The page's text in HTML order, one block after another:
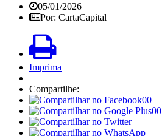
05/01/2026
Por: CartaCapital
Imprima
|
Compartilhe:
00
00